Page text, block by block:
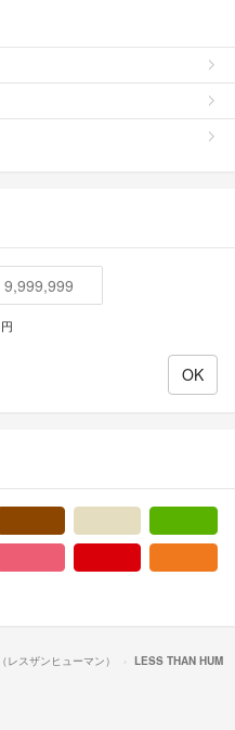
円
チカラー
スザンヒューマン）
LESS THAN HUM